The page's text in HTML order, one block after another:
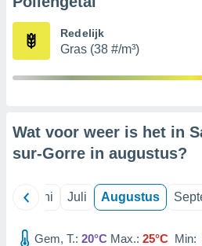
partners Redelijk
Gras (38 #/m³)
Wat voor weer is het in
sur-Gorre in augustus?
Juni Juli Augustus
Gem, T.: 20°C Max.: 25°C Min: